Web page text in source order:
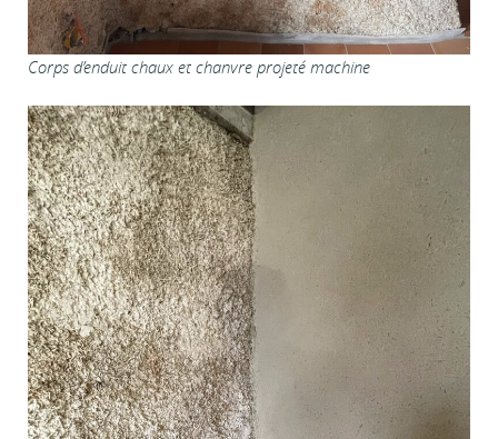
Corps d’enduit chaux et chanvre projeté machine